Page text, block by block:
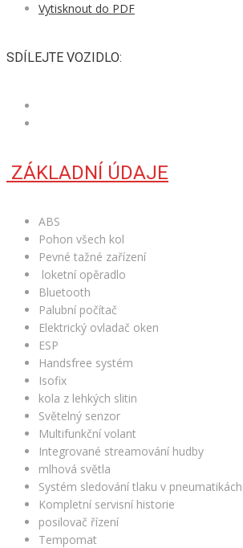
Vytisknout do PDF
SDÍLEJTE VOZIDLO:
ZÁKLADNÍ ÚDAJE
ABS
Pohon všech kol
Pevné tažné zařízení
loketní opěradlo
Bluetooth
Palubní počítač
Elektrický ovladač oken
ESP
Handsfree systém
Isofix
kola z lehkých slitin
Světelný senzor
Multifunkční volant
Integrované streamování hudby
mlhová světla
Systém sledování tlaku v pneumatikách
Kompletní servisní historie
posilovač řízení
Tempomat